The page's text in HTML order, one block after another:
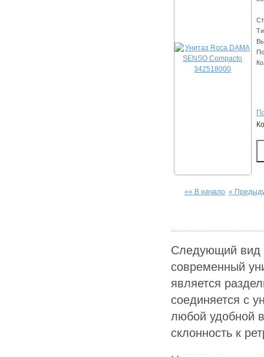
«« В начало «
Следующий вид
современный
является
соединяется с
любой удобной
склонность к